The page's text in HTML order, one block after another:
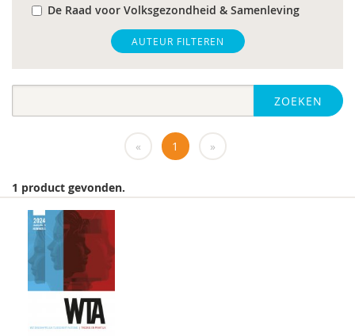
De Raad voor Volksgezondheid & Samenleving
gz-psycholoog
https://www.openbaaronderwijs.nu/
Marieke-Beltman
MSc
MSc.
N.G.A. Tak
PhD
Rotterdam
AUTEUR FILTEREN
ZOEKEN
« 1 »
1 product gevonden.